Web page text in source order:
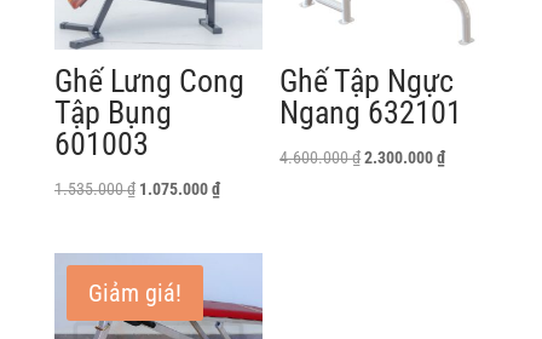
Ghế Lưng Cong
Tập Bụng
601003
1.535.000₫ Giá
1.535.000 ₫.
1.075.000₫Giá
1.075.000 ₫.
Ghế Tập Ngực
Ngang 632101
4.600.000₫Giá
2.300.000₫Giá
Giảm giá!